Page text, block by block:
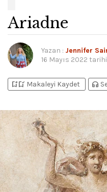
Ariadne
Yazan : Jennifer
16 Mayıs 2022
bookmark_addbookmark_added Makaleyi Kaydet headphones